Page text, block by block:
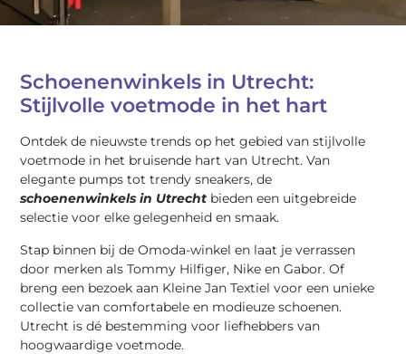
Schoenenwinkels in Utrecht:
Stijlvolle voetmode in het hart
Ontdek de nieuwste trends op het gebied van stijlvolle
voetmode in het bruisende hart van Utrecht. Van
elegante pumps tot trendy sneakers, de
schoenenwinkels in Utrecht bieden een uitgebreide
selectie voor elke gelegenheid en smaak.
Stap binnen bij de Omoda-winkel en laat je verrassen
door merken als Tommy Hilfiger, Nike en Gabor. Of
breng een bezoek aan Kleine Jan Textiel voor een unieke
collectie van comfortabele en modieuze schoenen.
Utrecht is dé bestemming voor liefhebbers van
hoogwaardige voetmode.